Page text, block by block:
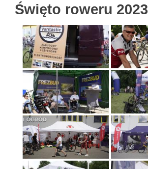
Święto roweru 2023